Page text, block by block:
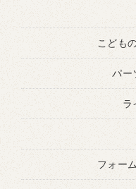
こども
パー
ラ
フォー